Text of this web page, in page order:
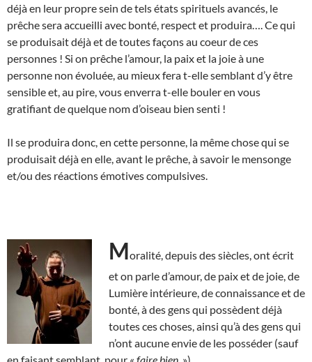
déjà en leur propre sein de tels états spirituels avancés, le
prêche sera accueilli avec bonté, respect et produira…. Ce qui
se produisait déjà et de toutes façons au coeur de ces
personnes ! Si on prêche l’amour, la paix et la joie à une
personne non évoluée, au mieux fera t-elle semblant d’y être
sensible et, au pire, vous enverra t-elle bouler en vous
gratifiant de quelque nom d’oiseau bien senti !
Il se produira donc, en cette personne, la même chose qui se
produisait déjà en elle, avant le prêche, à savoir le mensonge
et/ou des réactions émotives compulsives.
Moralité, depuis des siècles, ont écrit
et on parle d’amour, de paix et de joie, de
Lumière intérieure, de connaissance et de
bonté, à des gens qui possèdent déjà
toutes ces choses, ainsi qu’à des gens qui
n’ont aucune envie de les posséder (sauf
en faisant semblant, pour « faire bien. »)